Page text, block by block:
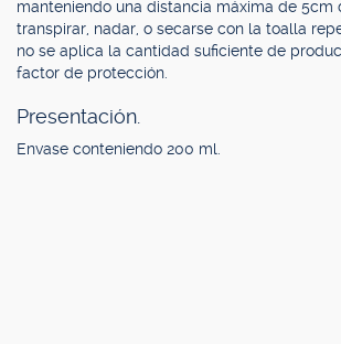
manteniendo una distancia máxima de 5cm
transpirar, nadar, o secarse con la toalla
no se aplica la cantidad suficiente de
factor de protección.
Presentación.
Envase conteniendo 200 ml.